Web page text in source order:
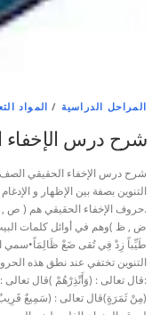
المراحل الدراسية / المواد
شرح درس الإخفاء
شرح درس الإخفاء الحقيقي الصف
التنوين بصفة بين الإظهار و
.حروف الإخفاء الحقيقي هم
ض , ظ )وهم في أوائل كلمات
َطَيِّباً زِدْ فِي تُقى ضَعْ ظَالِمَاً•سمي
التنوين تختفي عند نطق هذه
:قال تعالى : (وَأَنْذِرْهُمْ )قال
(مِنْ ثَمَرَةٍ)قال تعالى : (سَمِيعٌ